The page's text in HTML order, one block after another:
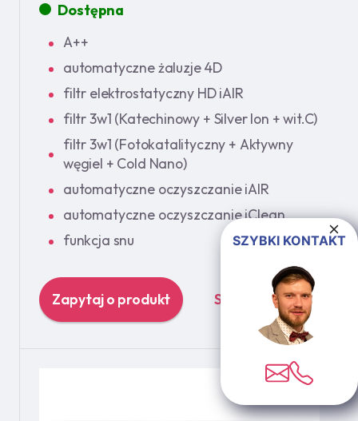
Dostępna
A++
automatyczne żaluzje 4D
filtr elektrostatyczny HD iAIR
filtr 3w1 (Katechinowy + Silver Ion + wit.C)
filtr 3w1 (Fotokatalityczny + Aktywny
węgiel + Cold Nano)
automatyczne oczyszczanie iAIR
automatyczne oczyszczanie iClean
funkcja snu
Zapytaj o produkt Szczegóły
SZYBKI KONTAKT